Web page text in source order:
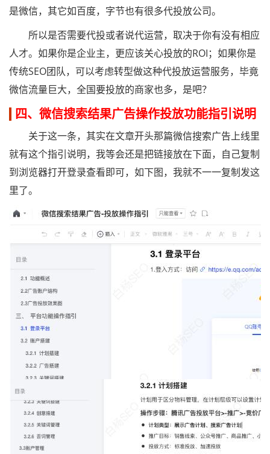
是微信，其它如百度，字节也有很多代投放公司。
所以是否需要代投或者说代运营，取决于你有没有相应
人才。如果你是企业主，更应该关心投放的ROI；如果你是
传统SEO团队，可以考虑转型做这种代投放运营服务，毕竟
微信流量巨大，全国要投放的商家也多，是吧？
四、微信搜索结果广告操作投放功能指引说明
关于这一条，其实在文章开头那篇微信搜索广告上线里
就有这个指引说明，我等会还是把链接放在下面，自己复制
到浏览器打开登录查看即可，如下图，我就不一一复制发这
里了。